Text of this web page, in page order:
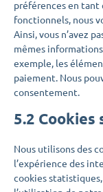
préférences en tant
fonctionnels, nous
Ainsi, vous n’avez
mêmes
exemple, les
paiement. Nous
consentement.
5.2
Nous utilisons des
l’expérience des
cookies